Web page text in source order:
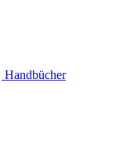
Handbücher